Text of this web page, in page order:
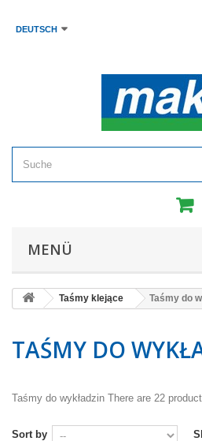
DEUTSCH
MENÜ
Taśmy klejące Taśmy do
TAŚMY DO
Taśmy do wykładzin There are 22
Sort by